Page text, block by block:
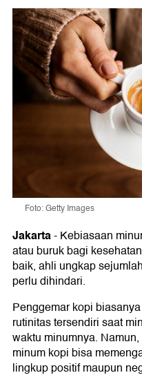
Foto: Getty Images
Jakarta-Kebiasaan
atau buruk bagi
baik, ahli ungkap
perlu dihindari.
Penggemar kopi
rutinitas tersendiri saat
waktu minumnya.
minum kopi bisa
lingkup positif maupun